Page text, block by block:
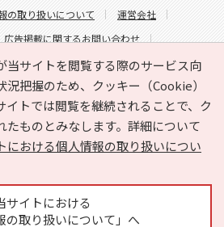
当サイトを閲覧する際のサービス向
況把握のため、クッキー（Cookie）
イトでは閲覧を継続されることで、ク
たものとみなします。詳細について
における個人情報の取り扱いについ
サイトにおける
の取り扱いについて」へ
の取り扱いについて
運営会社
広告掲載に関するお問い合わせ
内容に関するお問い合わせ
All Rights Reserved.